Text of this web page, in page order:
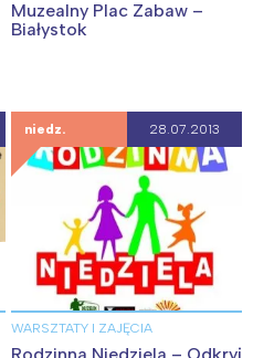
Muzealny Plac Zabaw –
Białystok
niedz. 28.07.2013
WARSZTATY I ZAJĘCIA